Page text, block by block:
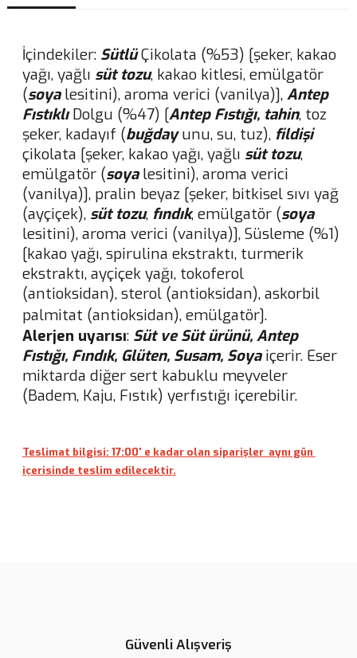
İçindekiler: SütlüÇikolata (%53) [şeker, kakao
yağı, yağlı süt tozu, kakao kitlesi, emülgatör
(soyalesitini), aroma verici (vanilya)], Antep
FıstıklıDolgu (%47) [Antep Fıstığı, tahin, toz
şeker, kadayıf (buğdayunu, su, tuz), fildişi
çikolata [şeker, kakao yağı, yağlı süt tozu,
emülgatör (soyalesitini), aroma verici
(vanilya)], pralin beyaz [şeker, bitkisel sıvı yağ
(ayçiçek), süt tozu, fındık, emülgatör (soya
lesitini), aroma verici (vanilya)], Süsleme (%1)
[kakao yağı, spirulina ekstraktı, turmerik
ekstraktı, ayçiçek yağı, tokoferol
(antioksidan), sterol (antioksidan), askorbil
palmitat (antioksidan), emülgatör].
Alerjen uyarısı: Süt ve Süt ürünü, Antep
Fıstığı, Fındık, Glüten, Susam, Soyaiçerir. Eser
miktarda diğer sert kabuklu meyveler
(Badem, Kaju, Fıstık) yerfıstığı içerebilir.
Teslimat bilgisi: 17:00' e kadar olan siparişler aynı gün
içerisinde teslim edilecektir.
Güvenli Alışveriş